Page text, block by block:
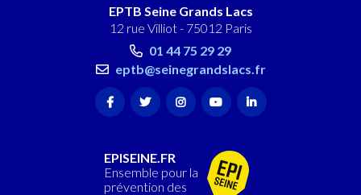
EPTB Seine Grands Lacs
12 rue Villiot - 75012 Paris
01 44 75 29 29
eptb@seinegrandslacs.fr
EPISEINE.FR
Ensemble pour la
prévention des